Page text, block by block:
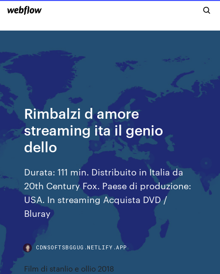
Rimbalzi d amore
streaming ita il genio
dello
Durata: 111 min. Distribuito in Italia da
20th Century Fox. Paese di produzione:
USA. In streaming Acquista DVD /
Bluray
CDNSOFTSBGGUG.NETLIFY.APP
Film di stanlio e ollio 2018